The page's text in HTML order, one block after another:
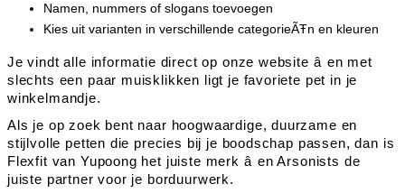
Namen, nummers of slogans toevoegen
Kies uit varianten in verschillende categorieÃŦn en kleuren
Je vindt alle informatie direct op onze website â en met
slechts een paar muisklikken ligt je favoriete pet in je
winkelmandje.
Als je op zoek bent naar hoogwaardige, duurzame en
stijlvolle petten die precies bij je boodschap passen, dan is
Flexfit van Yupoong het juiste merk â en Arsonists de
juiste partner voor je borduurwerk.